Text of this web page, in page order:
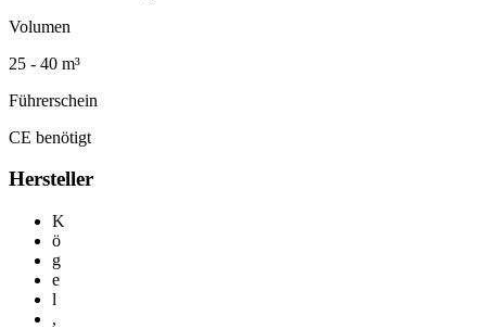
Volumen
25 - 40 m³
Führerschein
CE benötigt
Hersteller
K
ö
g
e
l
,